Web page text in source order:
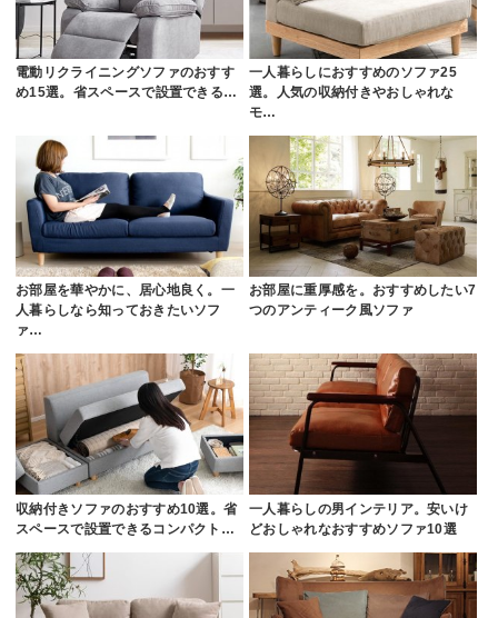
電動リクライニングソファのおすす
め15選。省スペースで設置できる…
一人暮らしにおすすめのソファ25
選。人気の収納付きやおしゃれな
モ…
お部屋を華やかに、居心地良く。一
人暮らしなら知っておきたいソフ
ァ…
お部屋に重厚感を。おすすめしたい7
つのアンティーク風ソファ
収納付きソファのおすすめ10選。省
スペースで設置できるコンパクト…
一人暮らしの男インテリア。安いけ
どおしゃれなおすすめソファ10選